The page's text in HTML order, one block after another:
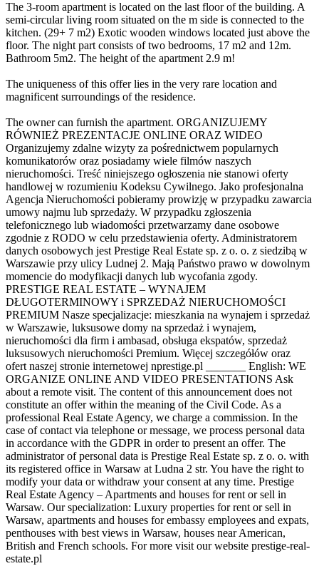
The 3-room apartment is located on the last floor of the building. A
semi-circular living room situated on the m side is connected to the
kitchen. (29+ 7 m2) Exotic wooden windows located just above the
floor. The night part consists of two bedrooms, 17 m2 and 12m.
Bathroom 5m2. The height of the apartment 2.9 m!
The uniqueness of this offer lies in the very rare location and
magnificent surroundings of the residence.
The owner can furnish the apartment. ORGANIZUJEMY
RÓWNIEŻ PREZENTACJE ONLINE ORAZ WIDEO
Organizujemy zdalne wizyty za pośrednictwem popularnych
komunikatorów oraz posiadamy wiele filmów naszych
nieruchomości. Treść niniejszego ogłoszenia nie stanowi oferty
handlowej w rozumieniu Kodeksu Cywilnego. Jako profesjonalna
Agencja Nieruchomości pobieramy prowizję w przypadku zawarcia
umowy najmu lub sprzedaży. W przypadku zgłoszenia
telefonicznego lub wiadomości przetwarzamy dane osobowe
zgodnie z RODO w celu przedstawienia oferty. Administratorem
danych osobowych jest Prestige Real Estate sp. z o. o. z siedzibą w
Warszawie przy ulicy Ludnej 2. Mają Państwo prawo w dowolnym
momencie do modyfikacji danych lub wycofania zgody.
PRESTIGE REAL ESTATE – WYNAJEM
DŁUGOTERMINOWY i SPRZEDAŻ NIERUCHOMOŚCI
PREMIUM Nasze specjalizacje: mieszkania na wynajem i sprzedaż
w Warszawie, luksusowe domy na sprzedaż i wynajem,
nieruchomości dla firm i ambasad, obsługa ekspatów, sprzedaż
luksusowych nieruchomości Premium. Więcej szczegółów oraz
ofert naszej stronie internetowej nprestige.pl _______ English: WE
ORGANIZE ONLINE AND VIDEO PRESENTATIONS Ask
about a remote visit. The content of this announcement does not
constitute an offer within the meaning of the Civil Code. As a
professional Real Estate Agency, we charge a commission. In the
case of contact via telephone or message, we process personal data
in accordance with the GDPR in order to present an offer. The
administrator of personal data is Prestige Real Estate sp. z o. o. with
its registered office in Warsaw at Ludna 2 str. You have the right to
modify your data or withdraw your consent at any time. Prestige
Real Estate Agency – Apartments and houses for rent or sell in
Warsaw. Our specialization: Luxury properties for rent or sell in
Warsaw, apartments and houses for embassy employees and expats,
penthouses with best views in Warsaw, houses near American,
British and French schools. For more visit our website prestige-real-
estate.pl